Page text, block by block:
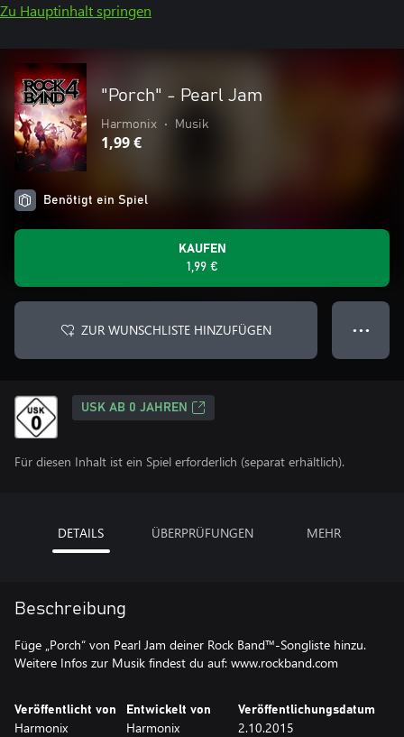
Zu Hauptinhalt springen
"Porch" - Pearl Jam
Harmonix • Musik
1,99 €
Benötigt ein Spiel
KAUFEN
1,99 €
ZUR WUNSCHLISTE HINZUFÜGEN ● ● ●
USK AB 0 JAHREN
Für diesen Inhalt ist ein Spiel erforderlich (separat erhältlich).
DETAILS ÜBERPRÜFUNGEN MEHR
Beschreibung
Füge „Porch“ von Pearl Jam deiner Rock Band™-Songliste hinzu.
Weitere Infos zur Musik findest du auf: www.rockband.com
Veröffentlicht von
Harmonix
Entwickelt von
Harmonix
Veröffentlichungsdatum
2.10.2015